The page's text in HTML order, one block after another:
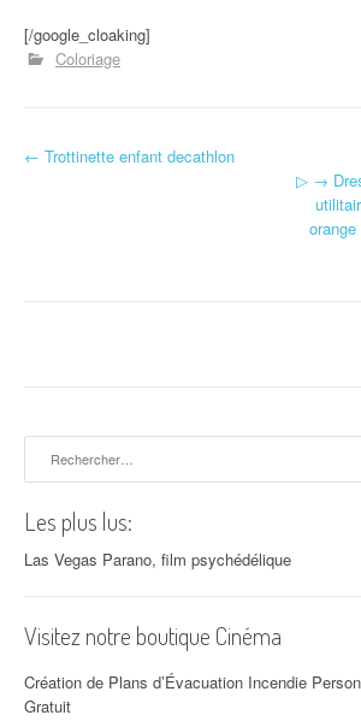
[/google_cloaking]
Coloriage
Navigation d'article
← Trottinette enfant decathlon
▷ →
Les plus lus:
Las Vegas Parano, film psychédélique
Visitez notre boutique Cinéma
Création de Plans d’Évacuation Incendie
Gratuit